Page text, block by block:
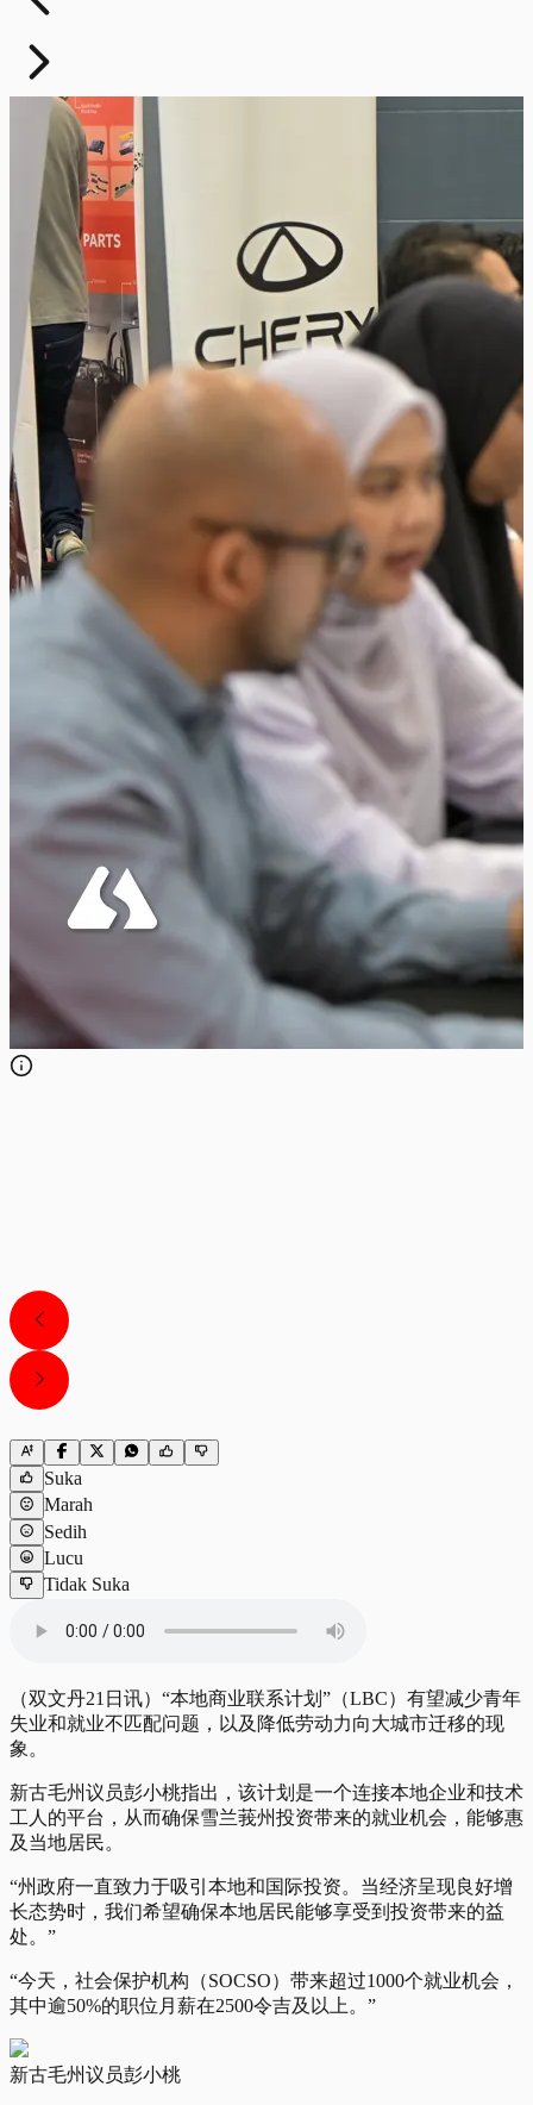
Suka
Marah
Sedih
Lucu
Tidak Suka
（双文丹21日讯）“本地商业联系计划”（LBC）有望减少青年
失业和就业不匹配问题，以及降低劳动力向大城市迁移的现
象。
新古毛州议员彭小桃指出，该计划是一个连接本地企业和技术
工人的平台，从而确保雪兰莪州投资带来的就业机会，能够惠
及当地居民。
“州政府一直致力于吸引本地和国际投资。当经济呈现良好增
长态势时，我们希望确保本地居民能够享受到投资带来的益
处。”
“今天，社会保护机构（SOCSO）带来超过1000个就业机会，
其中逾50%的职位月薪在2500令吉及以上。”
新古毛州议员彭小桃